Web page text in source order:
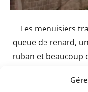
Les menuisiers
queue de renard,
ruban et beaucoup
réalisent une